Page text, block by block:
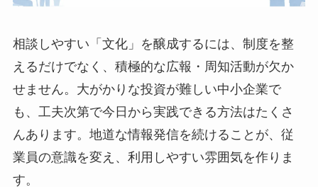
しやすい“文化”を作る3つの広報・周知
術